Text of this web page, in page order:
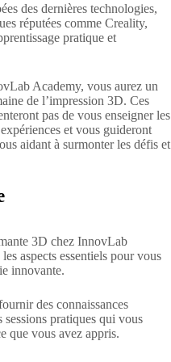
des dernières technologies,
réputées comme Creality,
pratique et
Academy, vous aurez un
de l’impression 3D. Ces
pas de vous enseigner les
et vous guideront
aidant à surmonter les défis et
3D chez InnovLab
aspects essentiels pour vous
innovante.
des connaissances
sessions pratiques qui vous
que vous avez appris.